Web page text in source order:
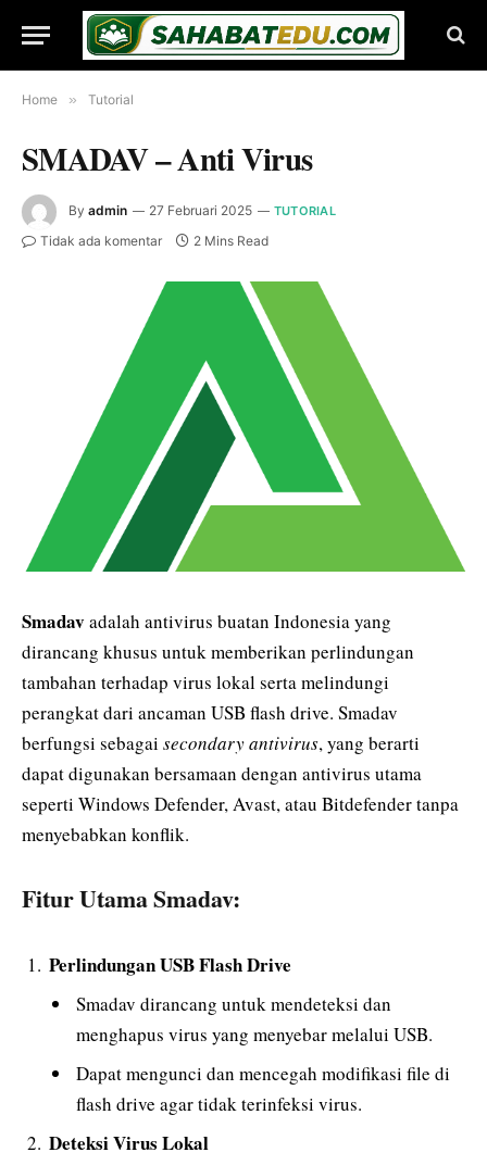
Home » Tutorial
SMADAV – Anti Virus
By admin 27 Februari 2025 TUTORIAL
Tidak ada komentar 2 Mins Read
Smadavadalah antivirus buatan Indonesia yang
dirancang khusus untuk memberikan perlindungan
tambahan terhadap virus lokal serta melindungi
perangkat dari ancaman USB flash drive. Smadav
berfungsi sebagai secondary antivirus, yang berarti
dapat digunakan bersamaan dengan antivirus utama
seperti Windows Defender, Avast, atau Bitdefender tanpa
menyebabkan konflik.
Fitur Utama Smadav:
Perlindungan USB Flash Drive
Smadav dirancang untuk mendeteksi dan
menghapus virus yang menyebar melalui USB.
Dapat mengunci dan mencegah modifikasi file di
flash drive agar tidak terinfeksi virus.
Deteksi Virus Lokal